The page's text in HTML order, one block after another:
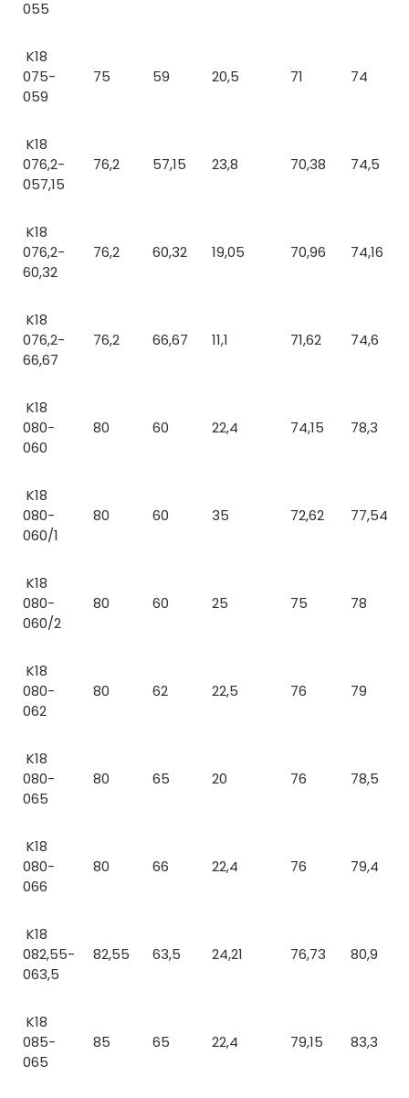
055
K18
075-
059
75 59 20,5 71 74
K18
076,2-
057,15
76,2 57,15 23,8 70,38 74,5
K18
076,2-
60,32
76,2 60,32 19,05 70,96 74,16
K18
076,2-
66,67
76,2 66,67 11,1 71,62 74,6
K18
080-
060
80 60 22,4 74,15 78,3
K18
080-
060/1
80 60 35 72,62 77,54
K18
080-
060/2
80 60 25 75 78
K18
080-
062
80 62 22,5 76 79
K18
080-
065
80 65 20 76 78,5
K18
080-
066
80 66 22,4 76 79,4
K18
082,55-
063,5
82,55 63,5 24,21 76,73 80,9
K18
085-
065
85 65 22,4 79,15 83,3